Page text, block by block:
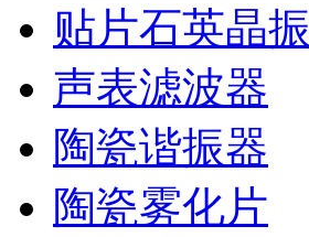
贴片石英晶振
声表滤波器
陶瓷谐振器
陶瓷雾化片